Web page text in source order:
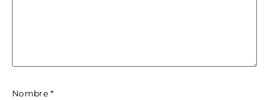
Nombre*